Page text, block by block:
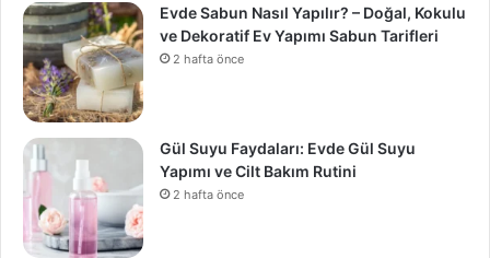
Evde Sabun Nasıl Yapılır? – Doğal, Kokulu
ve Dekoratif Ev Yapımı Sabun Tarifleri
2 hafta önce
Gül Suyu Faydaları: Evde Gül Suyu
Yapımı ve Cilt Bakım Rutini
2 hafta önce